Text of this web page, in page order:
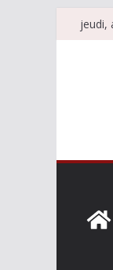
Passerjeudi,